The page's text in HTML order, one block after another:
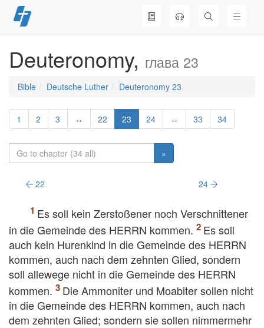
Skip
to
Deuteronomy, глава 23
Bible Deutsche Luther Deuteronomy 23
1 2 3 ↔ 22 23 24 ↔ 33 34
»
22 24
Es soll kein Zerstoßener noch Verschnittener
in die Gemeinde des HERRN kommen.
Es soll
auch kein Hurenkind in die Gemeinde des HERRN
kommen, auch nach dem zehnten Glied, sondern
soll allewege nicht in die Gemeinde des HERRN
kommen.
Die Ammoniter und Moabiter sollen nicht
in die Gemeinde des HERRN kommen, auch nach
dem zehnten Glied; sondern sie sollen nimmermehr